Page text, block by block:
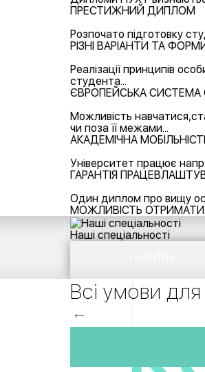
ПРЕСТИЖНИЙ ДИПЛОМ
Розпочато підготовку
РІЗНІ ВАРІАНТИ ТА
Реалізації принципів
студента...
ЄВРОПЕЙСЬКА СИСТЕМА
Можливість
чи поза її межами...
АКАДЕМІЧНА
Університет працює
ГАРАНТІЯ
Один диплом про вищу
МОЖЛИВІСТЬ
Наші спеціальності
Всі умови